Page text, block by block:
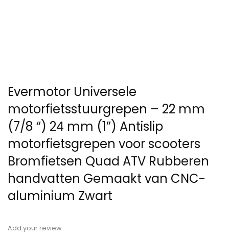
Evermotor Universele
motorfietsstuurgrepen – 22 mm
(7/8 “) 24 mm (1”) Antislip
motorfietsgrepen voor scooters
Bromfietsen Quad ATV Rubberen
handvatten Gemaakt van CNC-
aluminium Zwart
Add your review